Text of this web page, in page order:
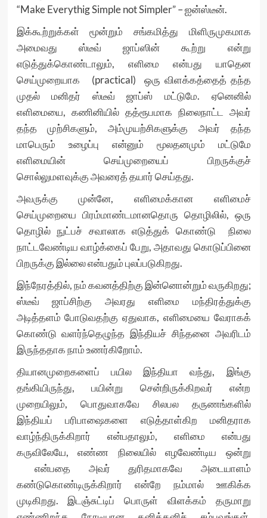
“Make Everythig Simple not Simpler” – ஐன்ஸ்டீன்.
இக்கூற்றுக்கள் மூன்றும் சங்கமித்து மிளிருமுகமாக
அமைவது ஸ்டீவ் ஜாப்ஸின் கூற்று என்று
எடுத்துக்கொண்டாலும், எளிமை என்பது யாதென
செய்முறையாக (practical) ஒரு விளக்கத்தைத் தந்த
முதல் மனிதர் ஸ்டீவ் ஜாப்ஸ் மட்டுமே. ஏனெனில்
எளிமையை, கணினியில் தத்ரூபமாக நிலைநாட்ட அவர்
தந்த முற்சிகளும், அம்முயற்சிகளுக்கு அவர் தந்த
மாபெரும் உழைப்பு என்னும் மூலதனமும் மட்டுமே
எளிமையின் செய்முறையைப் பிறருக்குச்
சொல்லுமளவுக்கு அவரைத் தயார் செய்தது.
அவருக்கு முன்னே, எளிமைக்கான எளிமைச்
செய்முறையை பிரம்மாண்டமானதொரு தொழிலில், ஒரு
தொழில் நுட்பச் சவாலாக எடுத்துக் கொண்டு நிலை
நாட்டவேண்டிய வாழ்க்கைப் பேறு, அதாவது கொடுப்பினை
பிறருக்கு இல்லை என்பதும் புலப்படுகிறது.
இந்நேரத்தில், நம் கவனத்திற்கு இன்னொன்றும் வருகிறது;
ஸ்டீவ் ஜாப்சிற்கு அவரது எளிமை மந்திரத்துக்கு
அடித்தளம் போடுவதற்கு ஏதுவாக, எளிமையை வேராகக்
கொண்டு வளர்ந்தெழுந்த இந்தியச் சிந்தனை அவரிடம்
இருந்ததாக நாம் உணர்கிறோம்.
தியானமுறைகளைப் பயில இந்தியா வந்து, இங்கு
தங்கியிருந்து, பயின்று சென்றிருக்கிறவர் என்ற
முறையிலும், பொதுவாகவே சிலபல தருணங்களில்
இந்தியப் பரிபாஷைகளை எடுத்தாள்கிற மனிதராக
வாழ்ந்திருக்கிறார் என்பதாலும், எளிமை என்பது
கருவிலேயே, எண்ண நிலையில் எழவேண்டிய ஒன்று
என்பதை அவர் துரிதமாகவே அடையாளம்
கண்டுகொண்டிருக்கிறார் என்றே நம்மால் ஊகிக்க
முடிகிறது. இடஞ்சுட்டிப் பொருள் விளக்கம் தருமாறு